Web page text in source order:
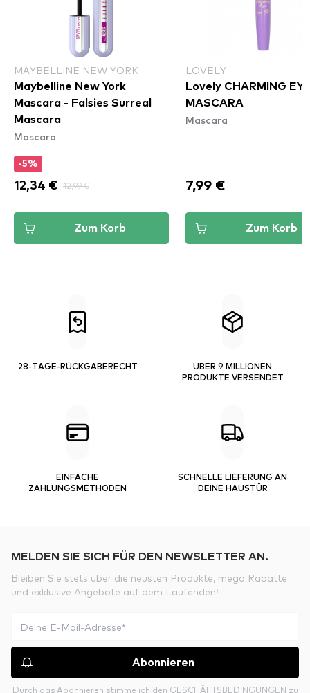
MAYBELLINE NEW YORK
Maybelline New York
Mascara - Falsies Surreal
Mascara
Mascara
-5%
12,34 € 12,99 €
Zum Korb
LOVELY
Lovely CHARMING
MASCARA
Mascara
7,99 €
Zum Korb
28-TAGE-RÜCKGABERECHT
ÜBER 9 MILLIONEN
PRODUKTE VERSENDET
EINFACHE
ZAHLUNGSMETHODEN
SCHNELLE LIEFERUNG AN
DEINE HAUSTÜR
MELDEN SIE SICH FÜR DEN NEWSLETTER AN.
Bleiben Sie stets über die neusten Produkte, mega Rabatte
und exklusive Angebote auf dem Laufenden!
Abonnieren
Durch das Abonnieren stimme ich den GESCHÄFTSBEDINGUNGEN zu